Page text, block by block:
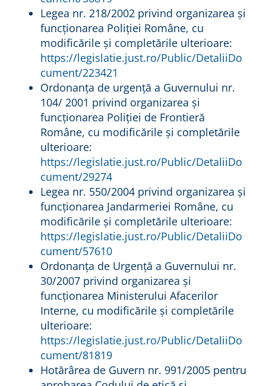
Legea nr. 218/2002 privind organizarea şi
funcționarea Poliției Române, cu
modificările și completările ulterioare:
https://legislatie.just.ro/Public/DetaliiDo
cument/223421
Ordonanța de urgență a Guvernului nr.
104/ 2001 privind organizarea şi
funcționarea Poliției de Frontieră
Române, cu modificările și completările
ulterioare:
https://legislatie.just.ro/Public/DetaliiDo
cument/29274
Legea nr. 550/2004 privind organizarea şi
funcționarea Jandarmeriei Române, cu
modificările și completările ulterioare:
https://legislatie.just.ro/Public/DetaliiDo
cument/57610
Ordonanţa de Urgenţă a Guvernului nr.
30/2007 privind organizarea şi
funcţionarea Ministerului Afacerilor
Interne, cu modificările și completările
ulterioare:
https://legislatie.just.ro/Public/DetaliiDo
cument/81819
Hotărârea de Guvern nr. 991/2005 pentru